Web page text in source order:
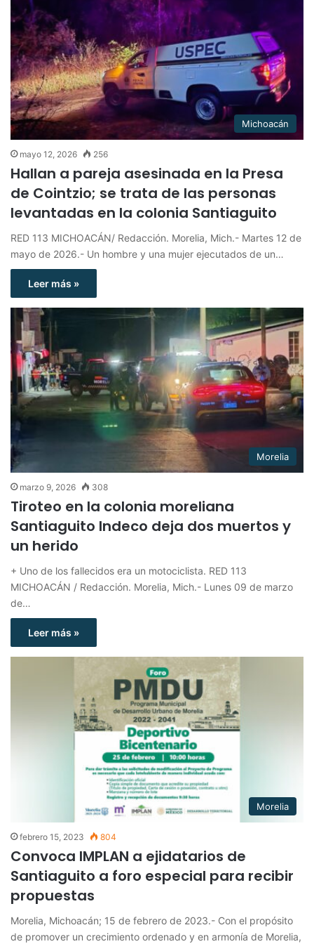
Michoacán
mayo 12, 2026 256
Hallan a pareja asesinada en la Presa
de Cointzio; se trata de las personas
levantadas en la colonia Santiaguito
RED 113 MICHOACÁN/ Redacción. Morelia, Mich.- Martes 12 de
mayo de 2026.- Un hombre y una mujer ejecutados de un…
Leer más »
Morelia
marzo 9, 2026 308
Tiroteo en la colonia moreliana
Santiaguito Indeco deja dos muertos y
un herido
+ Uno de los fallecidos era un motociclista. RED 113
MICHOACÁN / Redacción. Morelia, Mich.- Lunes 09 de marzo
de…
Leer más »
Morelia
febrero 15, 2023 804
Convoca IMPLAN a ejidatarios de
Santiaguito a foro especial para recibir
propuestas
Morelia, Michoacán; 15 de febrero de 2023.- Con el propósito
de promover un crecimiento ordenado y en armonía de Morelia,